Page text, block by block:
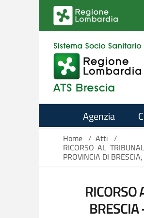
Salta al contenuto principale
Agenzia
Home / Atti /
RICORSO AL
PROVINCIA DI